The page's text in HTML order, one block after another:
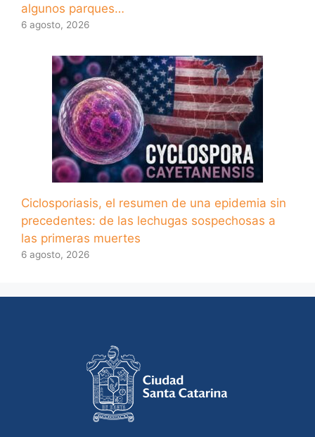
algunos parques…
6 agosto, 2026
Ciclosporiasis, el resumen de una epidemia sin
precedentes: de las lechugas sospechosas a
las primeras muertes
6 agosto, 2026